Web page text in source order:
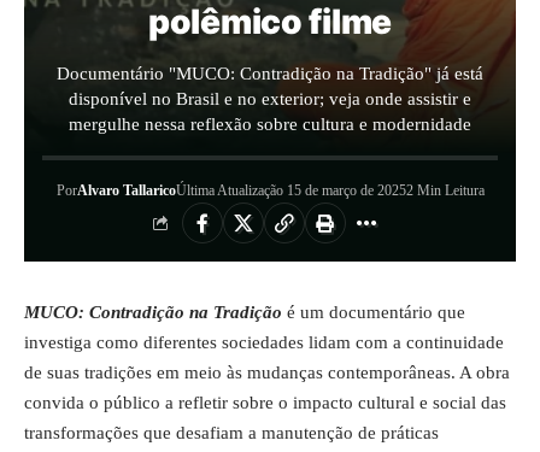
polêmico filme
Documentário "MUCO: Contradição na Tradição" já está
disponível no Brasil e no exterior; veja onde assistir e
mergulhe nessa reflexão sobre cultura e modernidade
PorAlvaro TallaricoÚltima Atualização 15 de março de 20252 Min Leitura
MUCO: Contradição na Tradição é um documentário que
investiga como diferentes sociedades lidam com a continuidade
de suas tradições em meio às mudanças contemporâneas. A obra
convida o público a refletir sobre o impacto cultural e social das
transformações que desafiam a manutenção de práticas